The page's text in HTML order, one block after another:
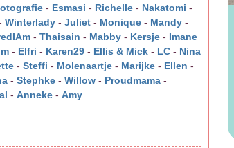
- Esmasi - Richelle - Nakatomi -
Winterlady - Juliet - Monique - Mandy -
- Thaisain - Mabby - Kersje - Imane
- Elfri - Karen29 - Ellis & Mick - LC - Nina
- Steffi - Molenaartje - Marijke - Ellen -
- Stephke - Willow - Proudmama -
- Anneke - Amy